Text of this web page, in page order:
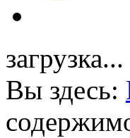
загрузка...
Вы здесь: